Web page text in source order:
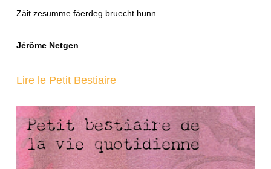
Zäit zesumme fäerdeg bruecht hunn.
Jérôme Netgen
Lire le Petit Bestiaire